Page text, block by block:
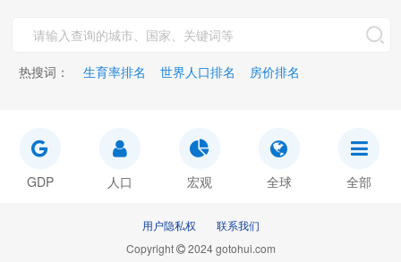
热搜词： 生育率排名 世界人口排名 房价排名
GDP 人口 宏观 全球 全部
用户隐私权
联系我们
Copyright
2024 gotohui.com